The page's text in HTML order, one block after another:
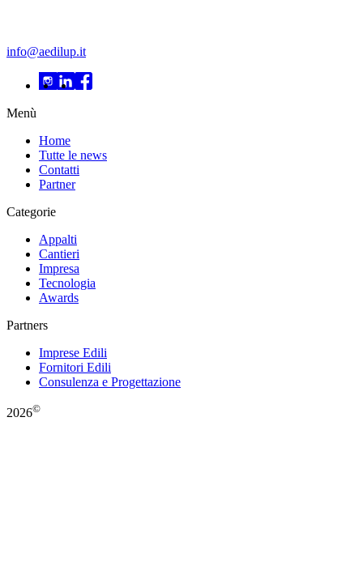
info@aedilup.it
Menù
Home
Tutte le news
Contatti
Partner
Categorie
Appalti
Cantieri
Impresa
Tecnologia
Awards
Partners
Imprese Edili
Fornitori Edili
Consulenza e Progettazione
2026©